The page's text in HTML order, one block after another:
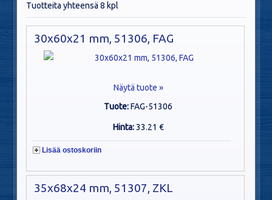
Tuotteita yhteensä 8 kpl
30x60x21 mm, 51306, FAG
Näytä tuote »
Tuote:FAG-51306
Hinta:33.21 €
Lisää ostoskoriin
35x68x24 mm, 51307, ZKL